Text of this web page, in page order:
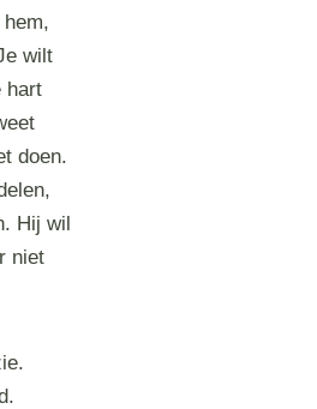
wilt
hart
doen.
Hij wil
niet